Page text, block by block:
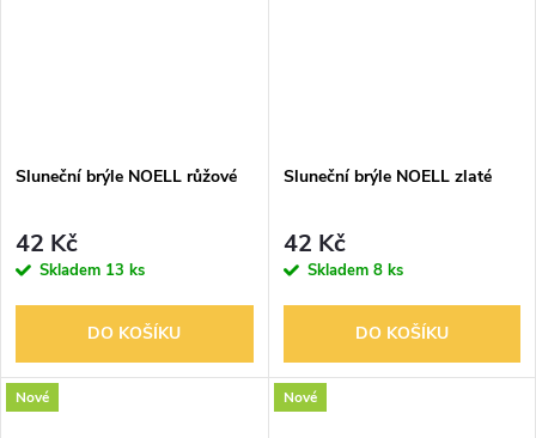
Sluneční brýle NOELL růžové
42 Kč
Skladem 13 ks
DO KOŠÍKU
Sluneční brýle NOELL zlaté
42 Kč
Skladem 8 ks
DO KOŠÍKU
Nové Nové